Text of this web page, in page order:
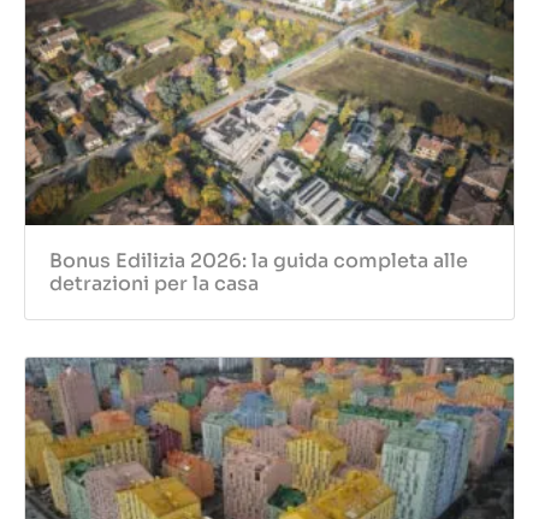
Bonus Edilizia 2026: la guida completa alle
detrazioni per la casa